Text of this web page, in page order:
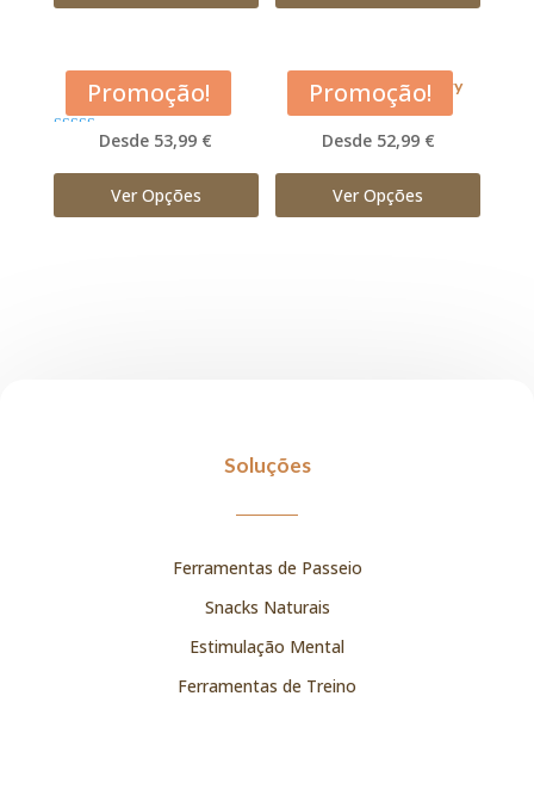
Promoção!
Acana Pacifica
Avaliação
de 5
Desde 53,99 €
Ver Opções
Promoção!
Acana Prairie Poultry
Desde 52,99 €
Ver Opções
Soluções
Ferramentas de Passeio
Snacks Naturais
Estimulação Mental
Ferramentas de Treino